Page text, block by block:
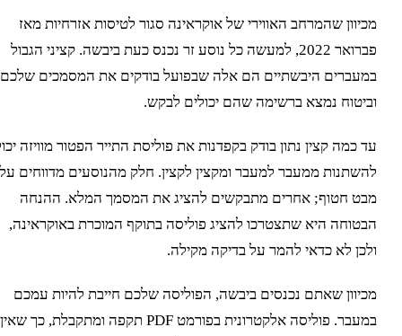
שהמרחב האווירי של אוקראינה סגור לטיסות אזרחיות מאז
פברואר 2022, למעשה כל נוסע זר נכנס כעת ביבשה. קציני הגבול
היבשתיים הם אלה שבפועל בודקים את המסמכים שלכם,
נמצא ברשימה שהם יכולים לבקש.
כמה קצין נתון בודק בקפדנות את פוליסת התייר הפטור מוויזה יכול
ממעבר למעבר ומקצין לקצין. חלק מהנוסעים מדווחים על
חטוף; אחרים מתבקשים להציג את המסמך המלא. ההנחה
היא שתצטרכו להציג פוליסה בתוקף המוכרת באוקראינה,
לא כדאי להמר על בדיקה מקילה.
שאתם נכנסים ביבשה, הפוליסה שלכם חייבת להיות עמכם
במעבר. פוליסה אלקטרונית בפורמט PDF תקפה ומתקבלת, כך שאין